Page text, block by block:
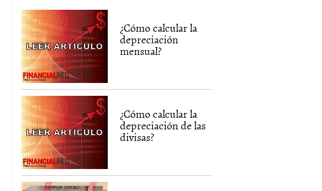
¿Cómo calcular la
depreciación
mensual?
¿Cómo calcular la
depreciación de las
divisas?